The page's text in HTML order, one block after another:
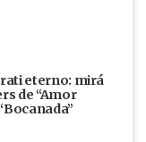
eterno: mirá
de “Amor